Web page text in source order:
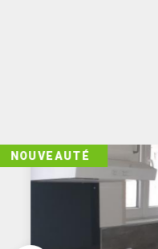
Onnaing
ONNAING
réf :